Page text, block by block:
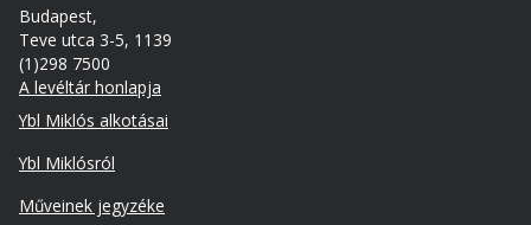
Budapest,
Teve utca 3-5, 1139
(1)298 7500
A levéltár honlapja
Footer
Ybl Miklós alkotásai
Ybl Miklósról
Műveinek jegyzéke